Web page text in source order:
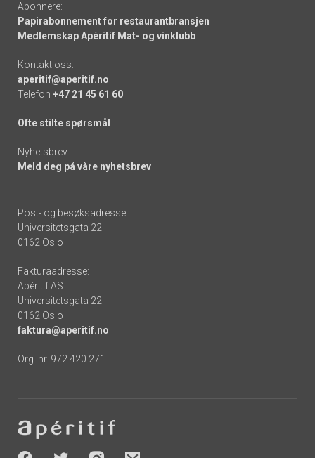
Abonnere:
Papirabonnement for restaurantbransjen
Medlemskap Apéritif Mat- og vinklubb
Kontakt oss:
aperitif@aperitif.no
Telefon +47 21 45 61 60
Ofte stilte spørsmål
Nyhetsbrev:
Meld deg på våre nyhetsbrev
Post- og besøksadresse:
Universitetsgata 22
0162 Oslo
Fakturaadresse:
Apéritif AS
Universitetsgata 22
0162 Oslo
faktura@aperitif.no
Org. nr. 972 420 271
-